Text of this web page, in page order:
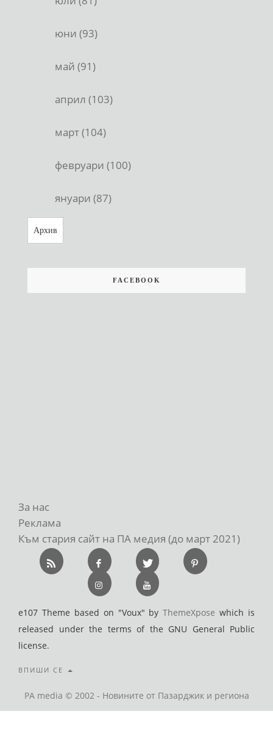
юни (93)
май (91)
април (103)
март (104)
февруари (100)
януари (87)
Архив
FACEBOOK
За нас
Реклама
Към стария сайт на ПА медия (до март 2021)
e107 Theme based on "Voux" byThemeXpose which is
released under the terms of the GNU General Public
license.
ВПИШИ СЕ
PA media © 2002 - Новините от Пазарджик и региона